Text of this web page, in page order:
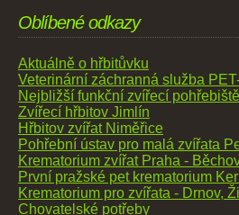
Oblíbené odkazy
Aktuálně o hřbitůvku
Veterinární záchranná služba
Nejbližší funkční zvířecí
Zvířecí hřbitov Jimlín
Hřbitov zvířat Niměřice
Pohřební ústav pro malá zvířata
Krematorium zvířat Praha -
První pražské pet krematorium
Krematorium pro zvířata - Drnov,
Chovatelské potřeby